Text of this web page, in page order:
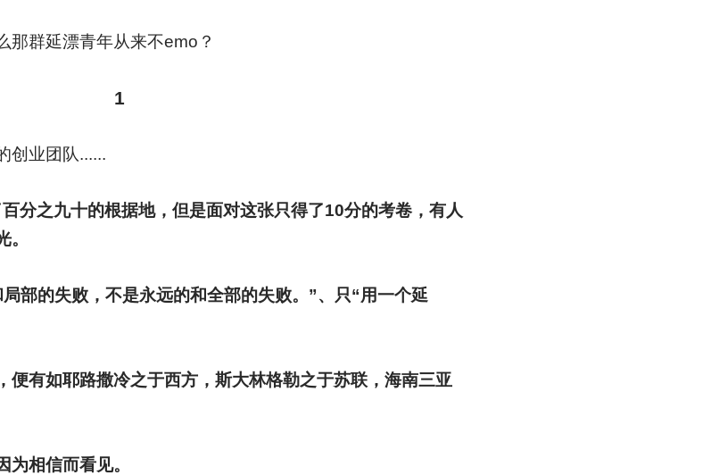
那群延漂青年从来不emo？
1
创业团队......
分之九十的根据地，但是面对这张只得了10分的考卷，有人
部的失败，不是永远的和全部的失败。”、只“用一个延
便有如耶路撒冷之于西方，斯大林格勒之于苏联，海南三亚
相信而看见。